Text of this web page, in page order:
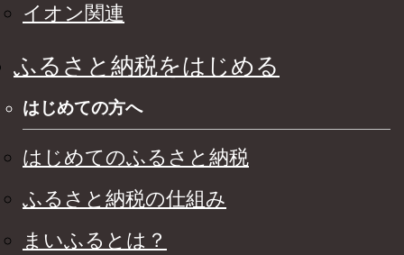
イオン関連
ふるさと納税をはじめる
はじめての方へ
はじめてのふるさと納税
ふるさと納税の仕組み
まいふるとは？